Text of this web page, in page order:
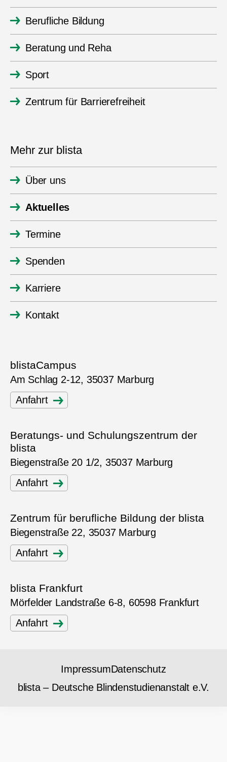
Berufliche Bildung
Beratung und Reha
Sport
Zentrum für Barrierefreiheit
Mehr zur blista
Über uns
Aktuelles
Termine
Spenden
Karriere
Kontakt
blistaCampus
Am Schlag 2-12, 35037 Marburg
Anfahrt
Beratungs- und Schulungszentrum der
blista
Biegenstraße 20 1/2, 35037 Marburg
Anfahrt
Zentrum für berufliche Bildung der blista
Biegenstraße 22, 35037 Marburg
Anfahrt
blista Frankfurt
Mörfelder Landstraße 6-8, 60598 Frankfurt
Anfahrt
ImpressumDatenschutz
blista – Deutsche Blindenstudienanstalt e.V.